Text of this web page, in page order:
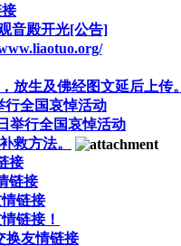
音殿开光[公告]
放生及佛经图文延后上传。
行全国哀悼活动
举行全国哀悼活动
救方法。
接
链接
链接
链接！
换友情链接